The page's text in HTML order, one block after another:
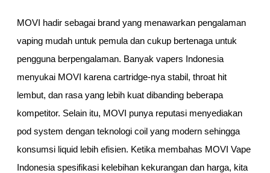
MOVI hadir sebagai brand yang menawarkan pengalaman
vaping mudah untuk pemula dan cukup bertenaga untuk
pengguna berpengalaman. Banyak vapers Indonesia
menyukai MOVI karena cartridge-nya stabil, throat hit
lembut, dan rasa yang lebih kuat dibanding beberapa
kompetitor. Selain itu, MOVI punya reputasi menyediakan
pod system dengan teknologi coil yang modern sehingga
konsumsi liquid lebih efisien. Ketika membahas MOVI Vape
Indonesia spesifikasi kelebihan kekurangan dan harga, kita